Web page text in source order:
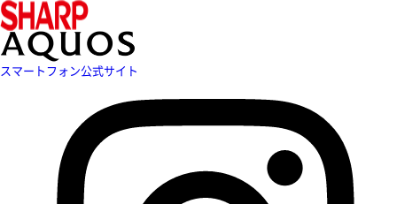
スマートフォン公式サイト